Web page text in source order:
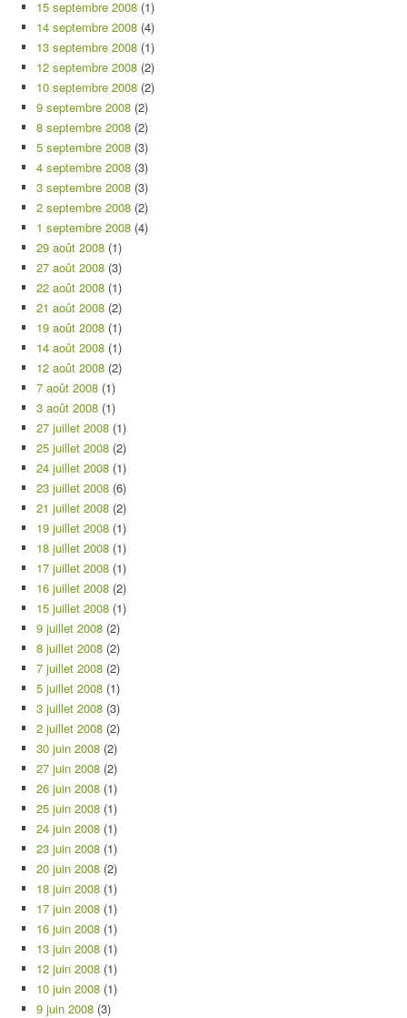
15 septembre 2008 (1)
14 septembre 2008 (4)
13 septembre 2008 (1)
12 septembre 2008 (2)
10 septembre 2008 (2)
9 septembre 2008 (2)
8 septembre 2008 (2)
5 septembre 2008 (3)
4 septembre 2008 (3)
3 septembre 2008 (3)
2 septembre 2008 (2)
1 septembre 2008 (4)
29 août 2008 (1)
27 août 2008 (3)
22 août 2008 (1)
21 août 2008 (2)
19 août 2008 (1)
14 août 2008 (1)
12 août 2008 (2)
7 août 2008 (1)
3 août 2008 (1)
27 juillet 2008 (1)
25 juillet 2008 (2)
24 juillet 2008 (1)
23 juillet 2008 (6)
21 juillet 2008 (2)
19 juillet 2008 (1)
18 juillet 2008 (1)
17 juillet 2008 (1)
16 juillet 2008 (2)
15 juillet 2008 (1)
9 juillet 2008 (2)
8 juillet 2008 (2)
7 juillet 2008 (2)
5 juillet 2008 (1)
3 juillet 2008 (3)
2 juillet 2008 (2)
30 juin 2008 (2)
27 juin 2008 (2)
26 juin 2008 (1)
25 juin 2008 (1)
24 juin 2008 (1)
23 juin 2008 (1)
20 juin 2008 (2)
18 juin 2008 (1)
17 juin 2008 (1)
16 juin 2008 (1)
13 juin 2008 (1)
12 juin 2008 (1)
10 juin 2008 (1)
9 juin 2008 (3)